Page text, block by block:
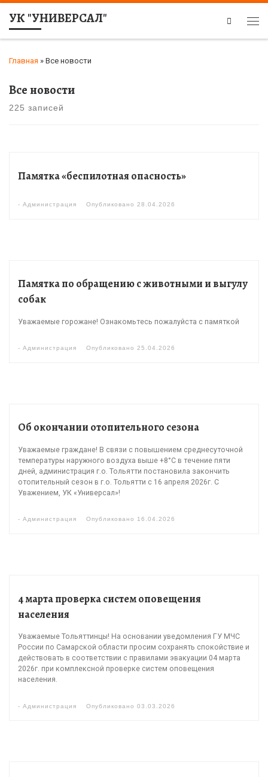
УК "УНИВЕРСАЛ" Search
Главная » Все новости
Все новости
225 записей
Памятка «беспилотная опасность»
- Администрация Опубликовано 28.04.2026
Памятка по обращению с животными и выгулу
собак
Уважаемые горожане! Ознакомьтесь пожалуйста с памяткой
- Администрация Опубликовано 25.04.2026
Об окончании отопительного сезона
Уважаемые граждане! В связи с повышением среднесуточной
температуры наружного воздуха выше +8°С в течение пяти
дней, администрация г.о. Тольятти постановила закончить
отопительный сезон в г.о. Тольятти с 16 апреля 2026г. С
Уважением, УК «Универсал»!
- Администрация Опубликовано 16.04.2026
4 марта проверка систем оповещения
населения
Уважаемые Тольяттинцы! На основании уведомления ГУ МЧС
России по Самарской области просим сохранять спокойствие и
действовать в соответствии с правилами эвакуации 04 марта
2026г. при комплексной проверке систем оповещения
населения.
- Администрация Опубликовано 03.03.2026